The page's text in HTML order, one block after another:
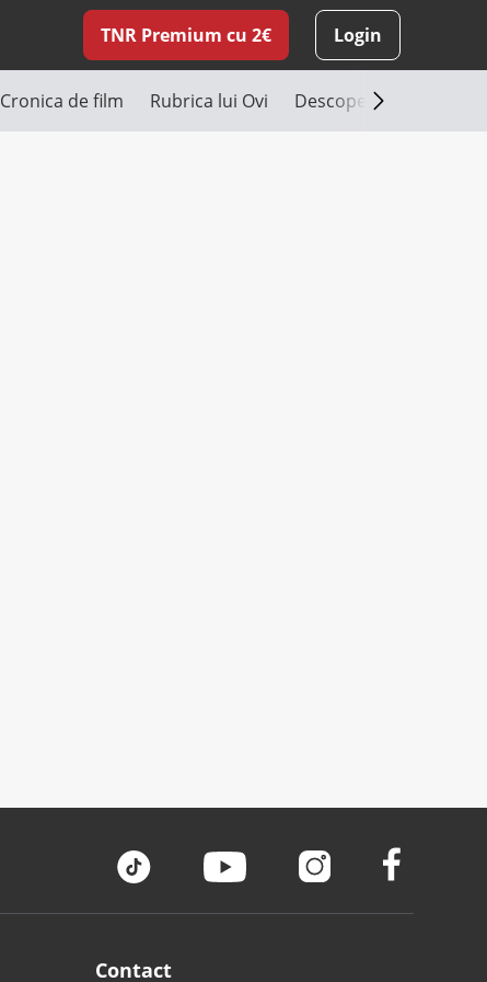
TNR Premium cu 2€ Login
Cronica de film Rubrica lui Ovi Descoperă România
Contact